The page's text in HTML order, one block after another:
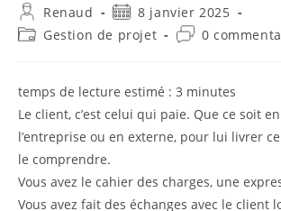
Auteur/autrice
de
la
Renaud
Publication
publiée :
8 janvier 2025
PostGestion de projet
Commentaires
publication :
0
temps de lecture estimé : 3 minutes
Le client, c’est celui qui paie. Que ce soit
l’entreprise ou en externe, pour lui livrer
le comprendre.
Vous avez le cahier des charges, une
Vous avez fait des échanges avec le client